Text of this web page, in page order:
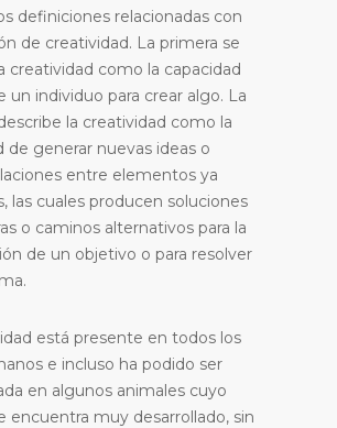
definiciones relacionadas con
de creatividad. La primera se
creatividad como la capacidad
un individuo para crear algo. La
la creatividad como la
de generar nuevas ideas o
entre elementos ya
las cuales producen soluciones
o caminos alternativos para la
de un objetivo o para resolver
está presente en todos los
e incluso ha podido ser
en algunos animales cuyo
encuentra muy desarrollado, sin